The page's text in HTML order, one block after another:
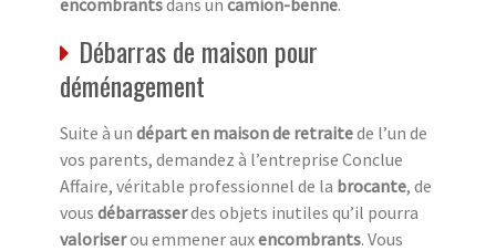
Débarras de maison pour
déménagement
Suite à un départ en maison de retraitede l’un de
vos parents, demandez à l’entreprise Conclue
Affaire, véritable professionnel de la brocante, de
vous débarrasserdes objets inutiles qu’il pourra
valoriserou emmener auxencombrants. Vous